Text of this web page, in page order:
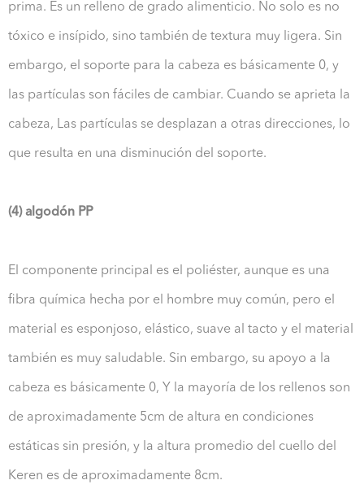
prima. Es un relleno de grado alimenticio. No solo es no
tóxico e insípido, sino también de textura muy ligera. Sin
embargo, el soporte para la cabeza es básicamente 0, y
las partículas son fáciles de cambiar. Cuando se aprieta la
cabeza, Las partículas se desplazan a otras direcciones, lo
que resulta en una disminución del soporte.
(4) algodón PP
El componente principal es el poliéster, aunque es una
fibra química hecha por el hombre muy común, pero el
material es esponjoso, elástico, suave al tacto y el material
también es muy saludable. Sin embargo, su apoyo a la
cabeza es básicamente 0, Y la mayoría de los rellenos son
de aproximadamente 5cm de altura en condiciones
estáticas sin presión, y la altura promedio del cuello del
Keren es de aproximadamente 8cm.